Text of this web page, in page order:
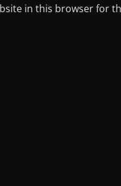
in this browser for